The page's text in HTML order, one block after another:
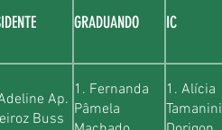
GRADUANDO IC
Ap.
Buss
1. Fernanda
Pâmela
1. Alícia
Tamanini